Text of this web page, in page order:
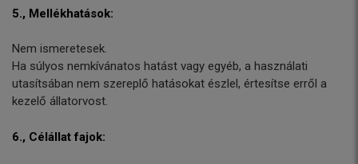
5., Mellékhatások:
Nem ismeretesek.
Ha súlyos nemkívánatos hatást vagy egyéb, a használati
utasítsában nem szereplő hatásokat észlel, értesítse erről a
kezelő állatorvost.
6., Célállat fajok: